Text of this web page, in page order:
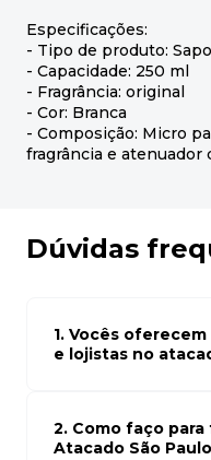
Especificações:
- Tipo de produto:
- Capacidade: 250 ml
- Fragrância: original
- Cor: Branca
- Composição: Micro
fragrância e atenuador
Dúvidas
1. Vocês
e lojistas no
atacado empresas e
para seu modelo de
2. Como faço
Atacado São